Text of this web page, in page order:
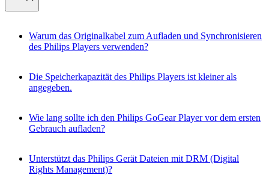
Warum das Originalkabel zum Aufladen und Synchronisieren
des Philips Players verwenden?
Die Speicherkapazität des Philips Players ist kleiner als
angegeben.
Wie lang sollte ich den Philips GoGear Player vor dem ersten
Gebrauch aufladen?
Unterstützt das Philips Gerät Dateien mit DRM (Digital
Rights Management)?